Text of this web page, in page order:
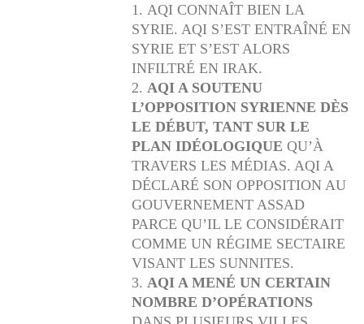
AQI CONNAÎT BIEN LA
SYRIE. AQI S’EST ENTRAÎNÉ EN
SYRIE ET S’EST ALORS
INFILTRÉ EN IRAK.
AQI A SOUTENU
L’OPPOSITION SYRIENNE DÈS
LE DÉBUT, TANT SUR LE
PLAN IDÉOLOGIQUE QU’À
TRAVERS LES MÉDIAS. AQI A
DÉCLARÉ SON OPPOSITION AU
GOUVERNEMENT ASSAD
PARCE QU’IL LE CONSIDÉRAIT
COMME UN RÉGIME SECTAIRE
VISANT LES SUNNITES.
AQI A MENÉ UN CERTAIN
NOMBRE D’OPÉRATIONS